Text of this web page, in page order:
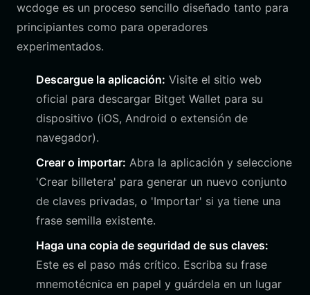
wcdoge es un proceso sencillo diseñado tanto para
principiantes como para operadores
experimentados.
Descargue la aplicación: Visite el sitio web
oficial para descargar Bitget Wallet para su
dispositivo (iOS, Android o extensión de
navegador).
Crear o importar: Abra la aplicación y seleccione
'Crear billetera' para generar un nuevo conjunto
de claves privadas, o 'Importar' si ya tiene una
frase semilla existente.
Haga una copia de seguridad de sus claves:
Este es el paso más crítico. Escriba su frase
mnemotécnica en papel y guárdela en un lugar